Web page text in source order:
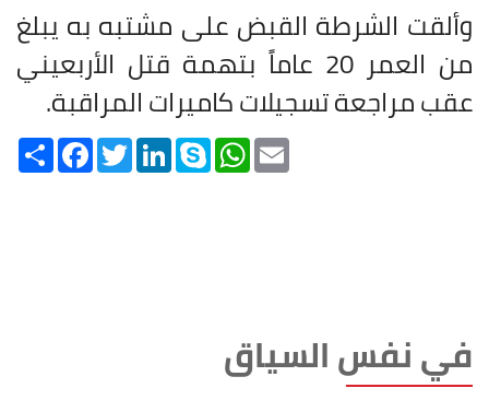
وألقت الشرطة القبض على مشتبه به يبلغ
من العمر 20 عاماً بتهمة قتل الأربعيني
عقب مراجعة تسجيلات كاميرات المراقبة.
Share FacebookTwitterLinkedInSkype WhatsApp
في نفس السياق